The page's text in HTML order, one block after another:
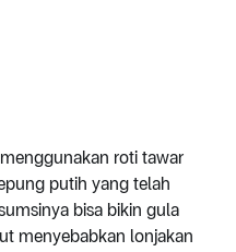
roti tawar
putih yang telah
bisa bikin gula
menyebabkan lonjakan